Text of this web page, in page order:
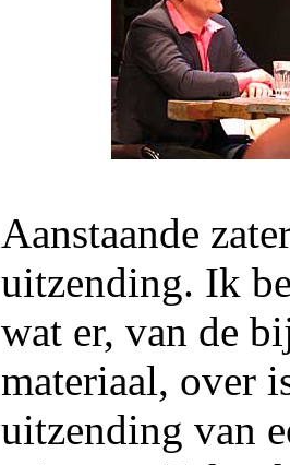
Aanstaande
uitzending. Ik
wat er, van de
materiaal, over
uitzending van